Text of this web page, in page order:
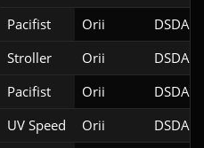
Pacifist
Orii
DSDA-
Stroller Orii
DSDA-
Pacifist Orii
DSDA-
UV Speed Orii DSDA-